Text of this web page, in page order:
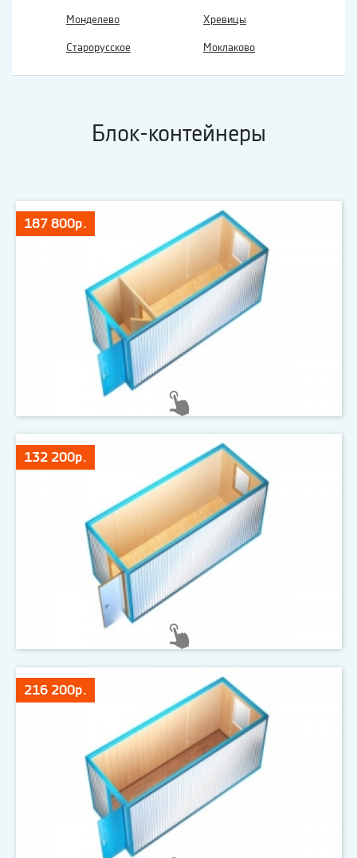
Монделево Хревицы
Старорусское Моклаково
Блок-контейнеры
187 800р.
132 200р.
216 200р.